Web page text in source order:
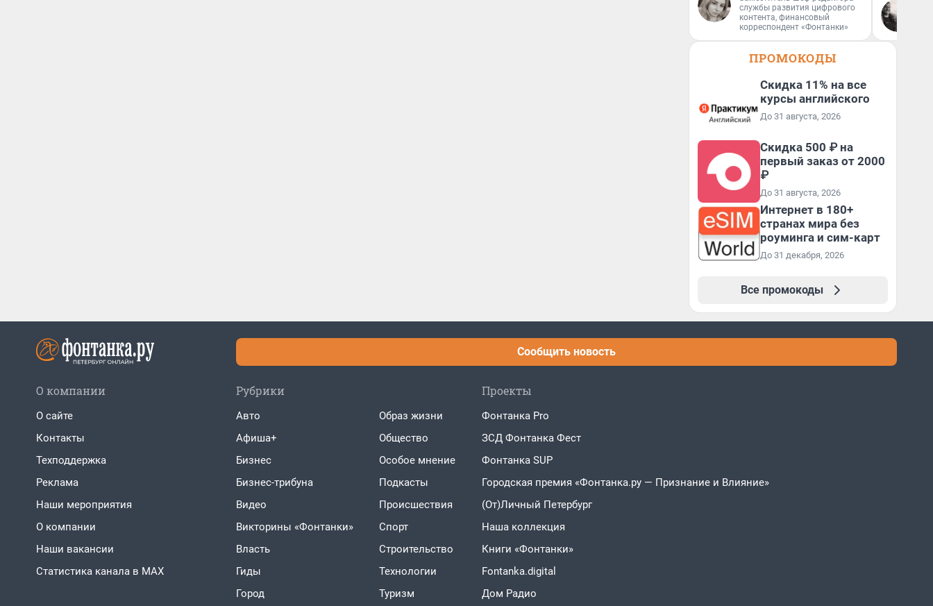
службы развития цифрового
контента, финансовый
корреспондент «Фонтанки»
ПРОМОКОДЫ
Скидка 11% на все
курсы английского
До 31 августа, 2026
Скидка 500 ₽ на
первый заказ от 2000
₽
До 31 августа, 2026
Интернет в 180+
странах мира без
роуминга и сим-карт
До 31 декабря, 2026
Все промокоды
Сообщить новость
О компании
О сайте
Контакты
Техподдержка
Реклама
Наши мероприятия
О компании
Наши вакансии
Статистика канала в MAX
Рубрики
Авто
Афиша+
Бизнес
Бизнес-трибуна
Видео
Викторины «Фонтанки»
Власть
Гиды
Город
Образ жизни
Общество
Особое мнение
Подкасты
Проиcшествия
Спорт
Строительство
Технологии
Туризм
Проекты
Фонтанка Pro
ЗСД Фонтанка Фест
Фонтанка SUP
Городская премия «Фонтанка.ру — Признание и Влияние»
(От)Личный Петербург
Наша коллекция
Книги «Фонтанки»
Fontanka.digital
Дом Радио